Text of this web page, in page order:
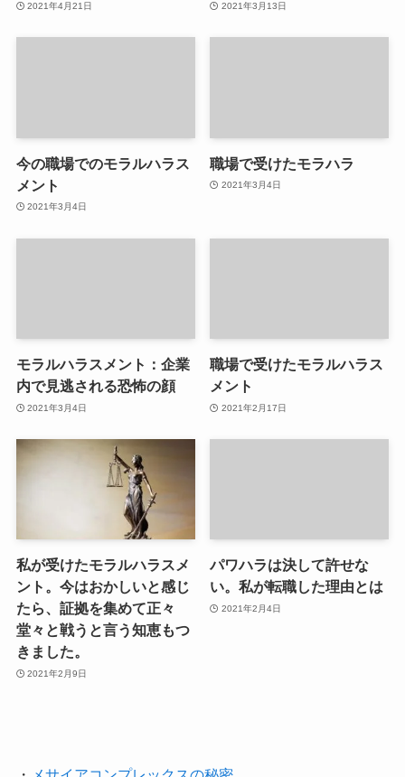
2021年4月21日 2021年3月13日
今の職場でのモラルハラス
メント
2021年3月4日
職場で受けたモラハラ
2021年3月4日
モラルハラスメント：企業
内で見逃される恐怖の顔
2021年3月4日
職場で受けたモラルハラス
メント
2021年2月17日
私が受けたモラルハラスメ
ント。今はおかしいと感じ
たら、証拠を集めて正々
堂々と戦うと言う知恵もつ
きました。
2021年2月9日
パワハラは決して許せな
い。私が転職した理由とは
2021年2月4日